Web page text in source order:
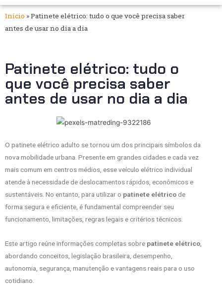
Início »Patinete elétrico: tudo o que você precisa saber
antes de usar no dia a dia
Patinete elétrico: tudo o
que você precisa saber
antes de usar no dia a dia
O patinete elétrico adulto se tornou um dos principais símbolos da
nova mobilidade urbana. Presente em grandes cidades e cada vez
mais comum em centros médios, esse veículo elétrico individual
atende à necessidade de deslocamentos rápidos, econômicos e
sustentáveis. No entanto, para utilizar o patinete elétricode
forma segura e eficiente, é fundamental compreender seu
funcionamento, limitações, regras legais e critérios técnicos.
Este artigo reúne informações completas sobre patinete elétrico
abordando conceitos, legislação brasileira, desempenho,
autonomia, segurança, manutenção e vantagens reais para o uso
cotidiano.